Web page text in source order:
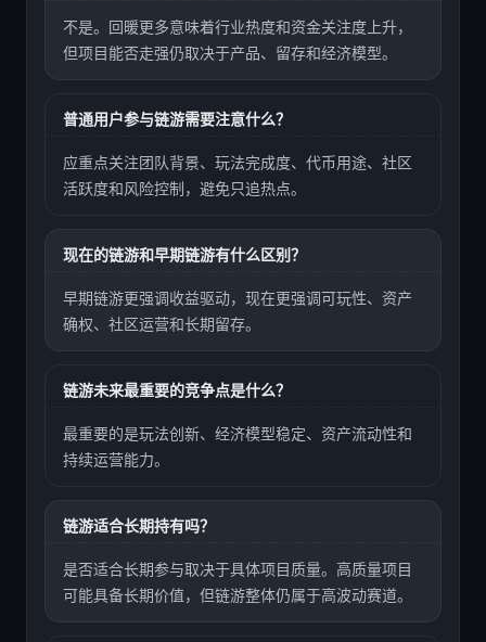
不是。回暖更多意味着行业热度和资金关注度上升，
但项目能否走强仍取决于产品、留存和经济模型。
普通用户参与链游需要注意什么？
应重点关注团队背景、玩法完成度、代币用途、社区
活跃度和风险控制，避免只追热点。
现在的链游和早期链游有什么区别？
早期链游更强调收益驱动，现在更强调可玩性、资产
确权、社区运营和长期留存。
链游未来最重要的竞争点是什么？
最重要的是玩法创新、经济模型稳定、资产流动性和
持续运营能力。
链游适合长期持有吗？
是否适合长期参与取决于具体项目质量。高质量项目
可能具备长期价值，但链游整体仍属于高波动赛道。